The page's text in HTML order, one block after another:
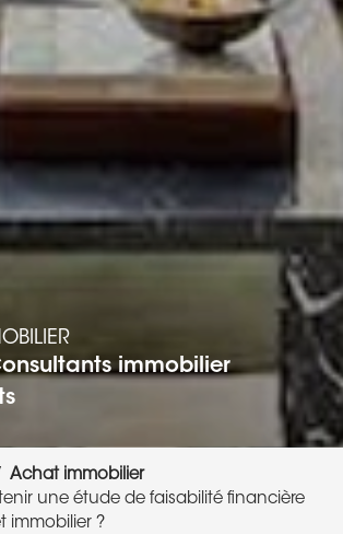
immobilier
Achat immobilier
une étude de faisabilité financière
immobilier ?